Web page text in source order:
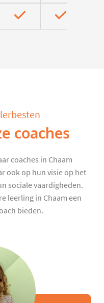
coaches
coaches in Chaam
ook op hun visie op het
sociale vaardigheden.
leerling in Chaam een
bieden.